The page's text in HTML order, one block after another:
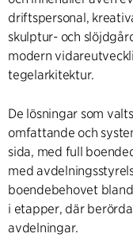
driftspersonal,
skulptur- och
modern
tegelarkitektur.
De lösningar som
omfattande och
sida, med full
med
boendebehovet
i etapper, där
avdelningar.